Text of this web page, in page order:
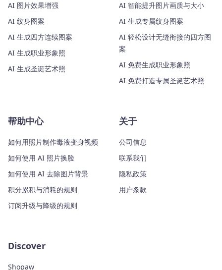
AI 图片效果增强
AI 纹身图案
AI 生成四方连续图案
AI 生成职业形象照
AI 生成圣诞艺术照
AI 智能提升图片画质与大小
AI 生成专属纹身图案
AI 轻松设计无缝衔接的四方图
案
AI 免费生成职业形象照
AI 免费打造专属圣诞艺术照
帮助中心
如何用照片制作毒液变身视频
如何使用 AI 照片换脸
如何使用 AI 去除图片背景
积分累积与消耗的规则
订阅升级与降级的规则
关于
公司信息
联系我们
隐私政策
用户条款
Discover
Shopaw